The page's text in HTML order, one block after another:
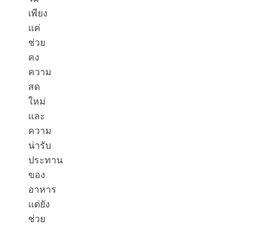
เพียง
แค่
ช่วย
คง
ความ
สด
ใหม่
และ
ความ
น่ารับ
ประทาน
ของ
อาหาร
แต่ยัง
ช่วย